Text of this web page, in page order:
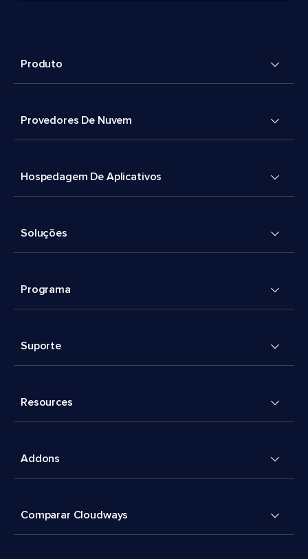
Produto
Provedores De Nuvem
Hospedagem De Aplicativos
Soluções
Programa
Suporte
Resources
Addons
Comparar Cloudways